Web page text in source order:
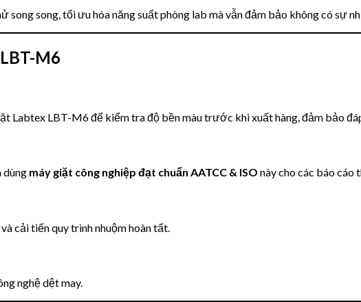
song song, tối ưu hóa năng suất phòng lab mà vẫn đảm bảo không có sự
M6
Labtex LBT-M6 để kiểm tra độ bền màu trước khi xuất hàng, đảm bảo
dùng máy giặt công nghiệp đạt chuẩn AATCC & ISO này cho các báo cáo
cải tiến quy trình nhuộm hoàn tất.
nghệ dệt may.